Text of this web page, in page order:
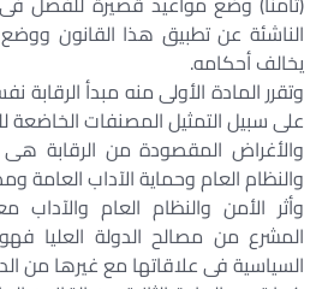
الناشئة عن تطبيق هذا القانون
يخالف أحكامه.
وتقرر المادة الأولى منه مبدأ الرقابة
على سبيل التمثيل المصنفات الخاضعة
والأغراض المقصودة من الرقابة
والنظام العام وحماية الآداب العامة
وأثر الأمن والنظام العام
المشرع من مصالح الدولة العليا
السياسية فى علاقاتها مع غيرها من